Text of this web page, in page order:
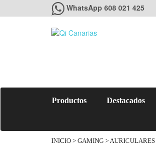
WhatsApp 608 021 425
Productos Destacados
INICIO > GAMING >AURICULARES